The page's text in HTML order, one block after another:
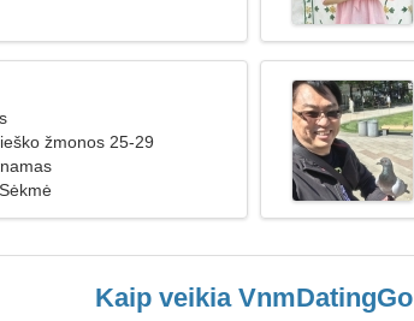
žmonos 25-29
Kaip veikia VnmDatingGo